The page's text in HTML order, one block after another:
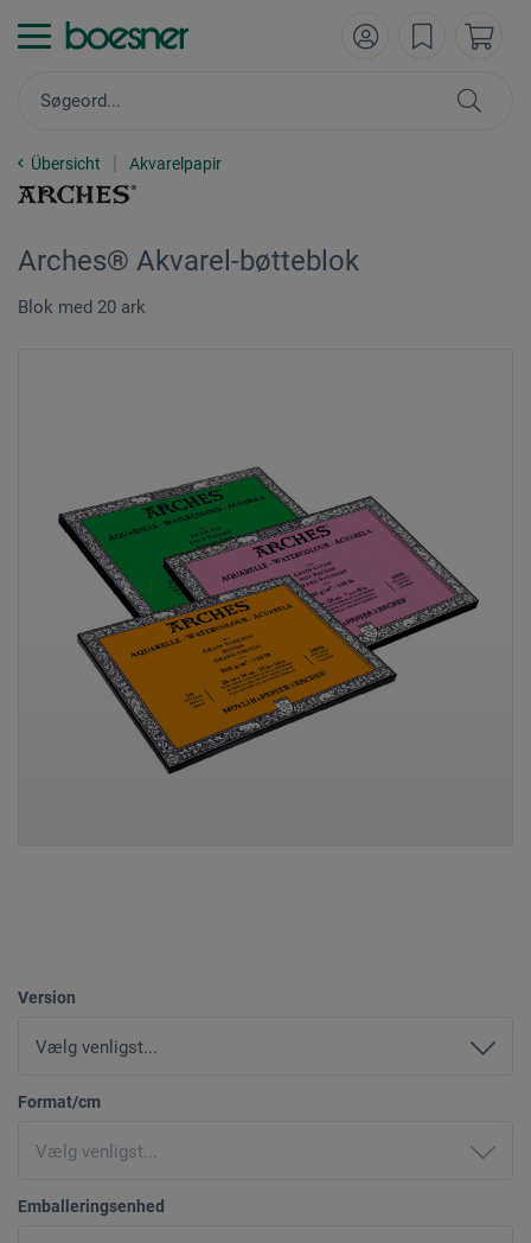
Übersicht Akvarelpapir
Arches® Akvarel-bøtteblok
Blok med 20 ark
Version
Format/cm
Emballeringsenhed